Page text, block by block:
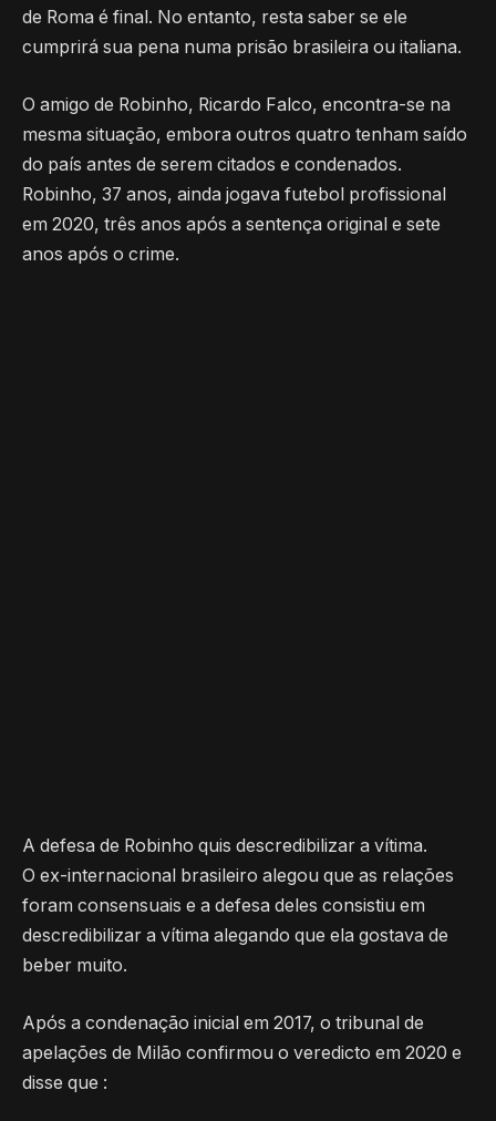
de Roma é final. No entanto, resta saber se ele
cumprirá sua pena numa prisão brasileira ou italiana.
O amigo de Robinho, Ricardo Falco, encontra-se na
mesma situação, embora outros quatro tenham saído
do país antes de serem citados e condenados.
Robinho, 37 anos, ainda jogava futebol profissional
em 2020, três anos após a sentença original e sete
anos após o crime.
A defesa de Robinho quis descredibilizar a vítima.
O ex-internacional brasileiro alegou que as relações
foram consensuais e a defesa deles consistiu em
descredibilizar a vítima alegando que ela gostava de
beber muito.
Após a condenação inicial em 2017, o tribunal de
apelações de Milão confirmou o veredicto em 2020 e
disse que :